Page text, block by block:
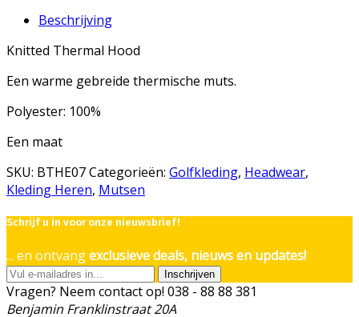
Beschrijving
Knitted Thermal Hood
Een warme gebreide thermische muts.
Polyester: 100%
Een maat
SKU: BTHE07Categorieën: Golfkleding, Headwear,
Kleding Heren, Mutsen
Schrijf u in voor onze nieuwsbrief!
... en ontvangexclusieve deals, nieuws en updates!
Inschrijven
Vragen? Neem contact op! 038 - 88 88 381
Benjamin Franklinstraat 20A